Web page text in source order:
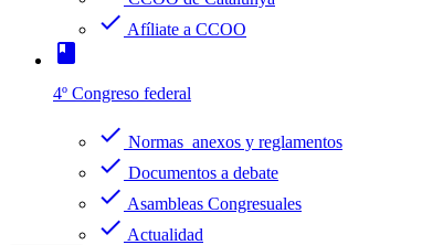
check Afíliate a CCOO
book
4º Congreso federal
check Normas anexos y reglamentos
check Documentos a debate
check Asambleas Congresuales
check Actualidad